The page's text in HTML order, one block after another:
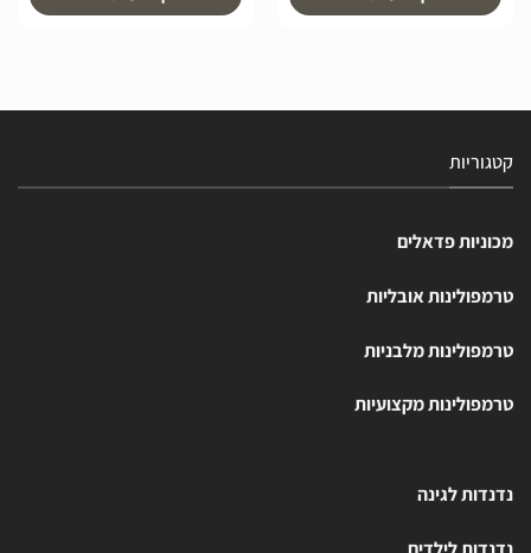
קטגוריות
מכוניות פדאלים
טרמפולינות אובליות
טרמפולינות מלבניות
טרמפולינות מקצועיות
נדנדות לגינה